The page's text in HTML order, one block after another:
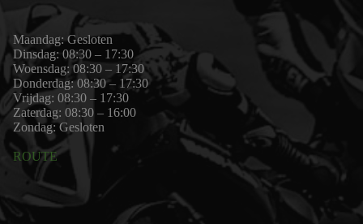
Maandag: Gesloten
Dinsdag: 08:30 – 17:30
Woensdag: 08:30 – 17:30
Donderdag: 08:30 – 17:30
Vrijdag: 08:30 – 17:30
Zaterdag: 08:30 – 16:00
Zondag: Gesloten
ROUTE